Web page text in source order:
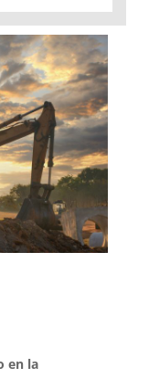
en la